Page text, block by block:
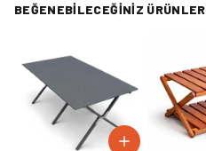
BEĞENEBILECEĞINIZ ÜRÜNLER